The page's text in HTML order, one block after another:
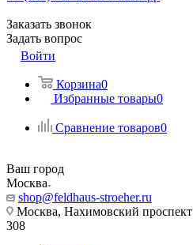
Заказать звонок
Задать вопрос
Войти
Корзина0
Избранные товары0
Сравнение товаров0
Ваш город
Москва
shop@feldhaus-stroeher.ru
Москва, Нахимовский
308